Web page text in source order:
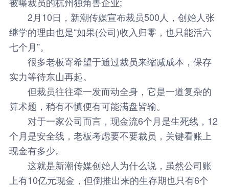
2月10日，新潮传媒宣布裁员500人，创始人张
继学的理由也是“如果(公司)收入归零，也只能活六
七个月”。
很多老板寄希望于通过裁员来缩减成本，保存
实力等待东山再起。
但裁员往往牵一发而动全身，它是一道复杂的
算术题，稍有不慎便有可能满盘皆输。
对于一家公司而言，现金流6个月是生死线，12
个月是安全线，老板考虑要不要裁员，关键看账上
现金有多少。
这就是新潮传媒创始人为什么说，虽然公司账
上有10亿元现金，但倒推出来的生存期也只有6个